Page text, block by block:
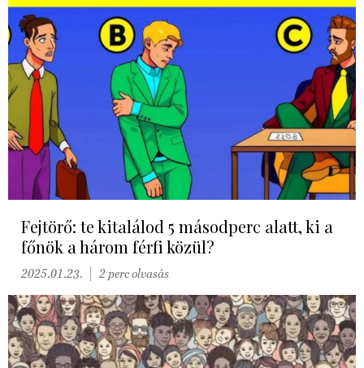
Fejtörő: te kitalálod 5 másodperc alatt, ki a
főnök a három férfi közül?
2025.01.23. 2 perc olvasás